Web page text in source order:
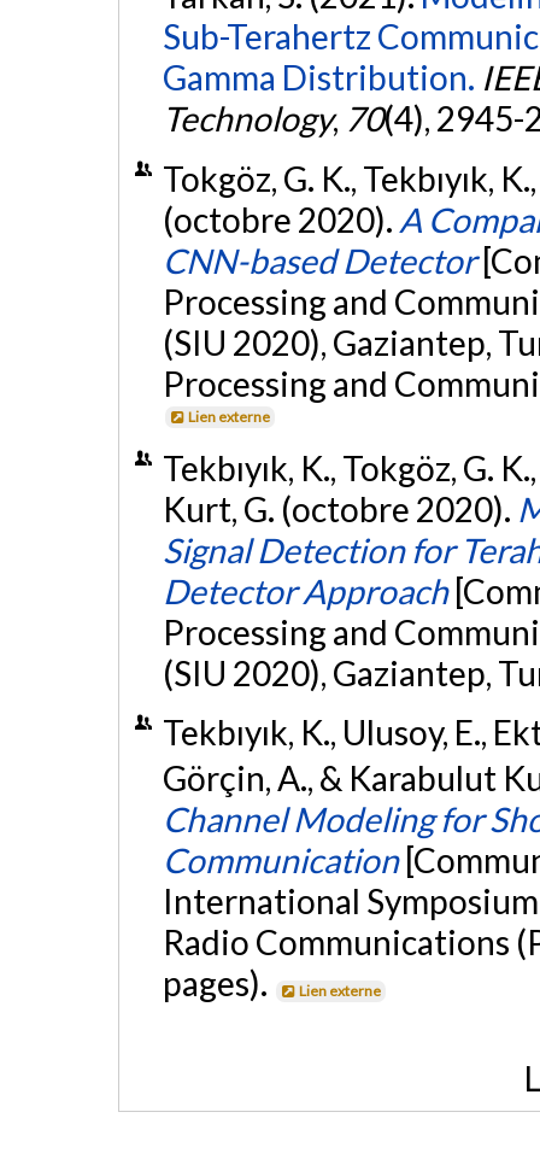
Sub-Terahertz
Gamma Distribution.
Technology, 70(4), 2945-
Tokgöz, G. K., Tekbıyık,
(octobre 2020). A
CNN-based Detector
Processing and
(SIU 2020), Gaziantep,
Processing and
Lien externe
Tekbıyık, K., Tokgöz, G.
Kurt, G. (octobre 2020).
Signal Detection for
Detector Approach
Processing and
(SIU 2020), Gaziantep,
Tekbıyık, K., Ulusoy, E.,
Görçin, A., & Karabulut
Channel Modeling for
Communication
International
Radio Communications
pages).
Lien externe